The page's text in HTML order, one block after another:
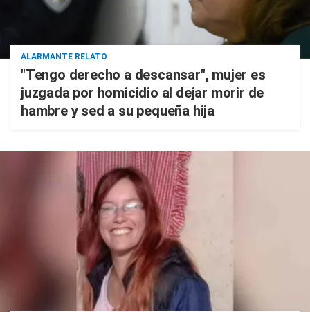
ALARMANTE RELATO
"Tengo derecho a descansar", mujer es
juzgada por homicidio al dejar morir de
hambre y sed a su pequeña hija